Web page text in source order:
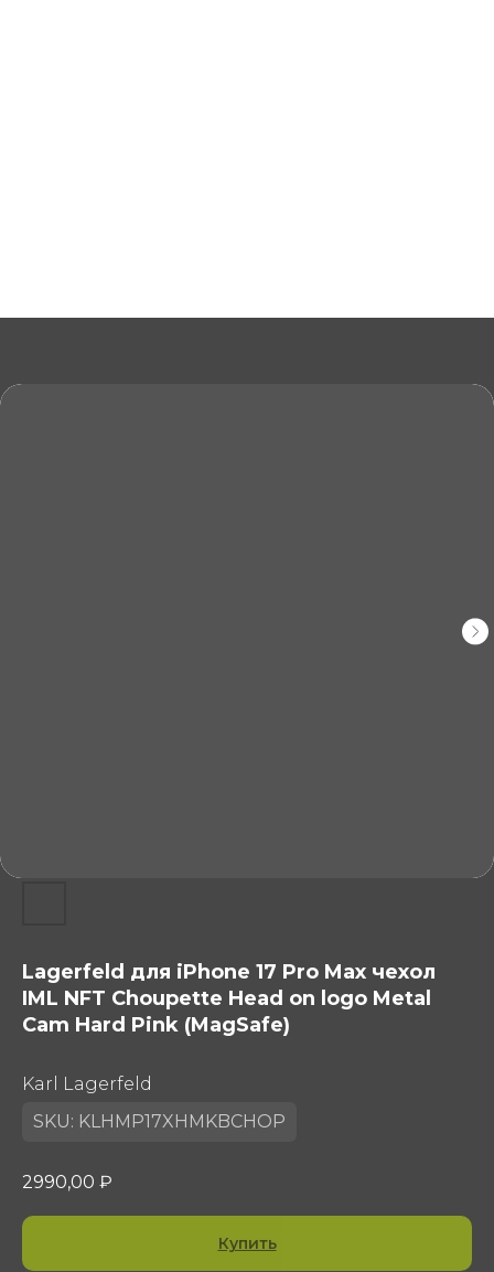
Lagerfeld для iPhone 17 Pro Max чехол
IML NFT Choupette Head on logo Metal
Cam Hard Pink (MagSafe)
Karl Lagerfeld
SKU: KLHMP17XHMKBCHOP
2990,00 ₽
Купить
Контакты
ООО «Сотеком»
Юр. адрес: 119415, Г.Москва, ПР-КТ
ВЕРНАДСКОГО, Д. 39, ЭТ 4 ПОМ I КОМ 37, 38